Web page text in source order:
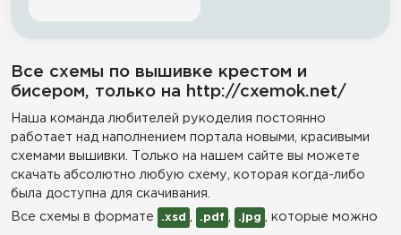
Все схемы по вышивке крестом и
бисером, только на http://cxemok.net/
Наша команда любителей рукоделия постоянно
работает над наполнением портала новыми, красивыми
схемами вышивки. Только на нашем сайте вы можете
скачать абсолютно любую схему, которая когда-либо
была доступна для скачивания.
Все схемы в формате
.xsd .pdf .jpg , которые можно